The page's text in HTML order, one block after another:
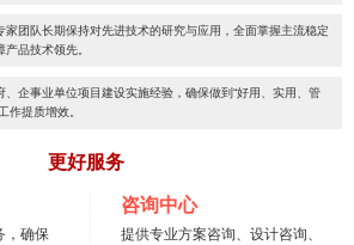
家团队长期保持对先进技术的研究与应用，全面掌握主流稳定
产品技术领先。
、企事业单位项目建设实施经验，确保做到“好用、实用、管
作提质增效。
更好服务
，确保
咨询中心
提供专业方案咨询、设计咨询、